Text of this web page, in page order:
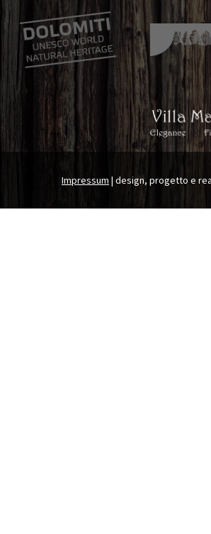
Impressum | design, progetto e